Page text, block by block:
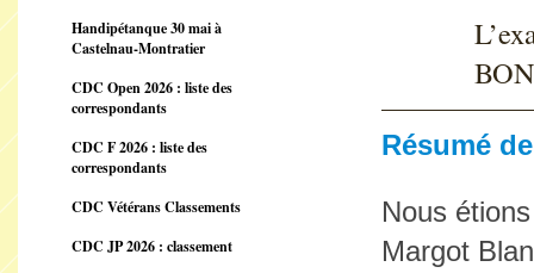
Handipétanque 30 mai à
Castelnau-Montratier
CDC Open 2026 : liste des
correspondants
CDC F 2026 : liste des
correspondants
CDC Vétérans Classements
CDC JP 2026 : classement
BONNE
Résumé
Nous
Margot